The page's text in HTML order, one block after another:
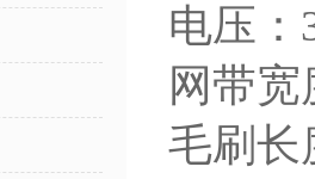
电压：
网带宽
毛刷长